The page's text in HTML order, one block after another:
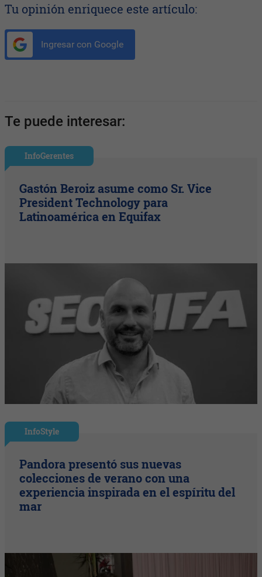
Tu opinión enriquece este artículo:
Ingresar con Google
Te puede interesar:
InfoGerentes
Gastón Beroiz asume como Sr. Vice
President Technology para
Latinoamérica en Equifax
InfoStyle
Pandora presentó sus nuevas
colecciones de verano con una
experiencia inspirada en el espíritu del
mar